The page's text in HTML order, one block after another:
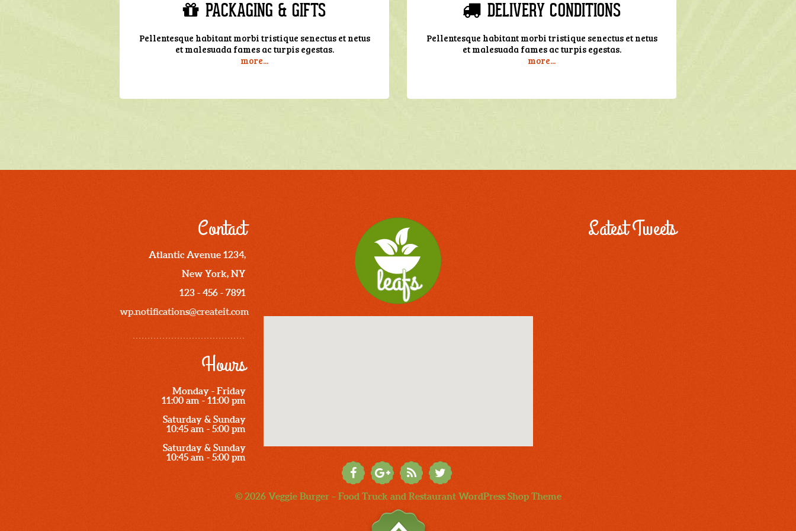
PACKAGING & GIFTS
Pellentesque habitant morbi tristique senectus et netus
et malesuada fames ac turpis egestas.
more...
DELIVERY CONDITIONS
Pellentesque habitant morbi tristique senectus et netus
et malesuada fames ac turpis egestas.
more...
Contact
Atlantic Avenue 1234,
New York, NY
123 - 456 - 7891
wp.notifications@createit.com
Hours
Monday - Friday
11:00 am - 11:00 pm
Saturday & Sunday
10:45 am - 5:00 pm
Saturday & Sunday
10:45 am - 5:00 pm
Latest Tweets
© 2026 Veggie Burger – Food Truck and Restaurant WordPress Shop Theme